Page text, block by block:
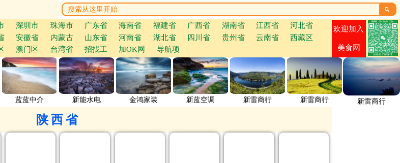

深圳市 珠海市 广东省 海南省 福建省 广西省 湖南省 江西省
河北省
安徽省 内蒙古 山东省 河南省 湖北省 四川省 贵州省 云南省
西藏区
澳门区 台湾省 招找工 加OK网 导航项
欢迎加入
美食网
蓝蓝中介 新能水电 金鸿家装 新蓝空调 新雷商行 新雷商行 新雷商行
陕西省